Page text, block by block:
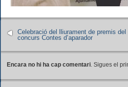
Celebració del lliurament de premis del
concurs Contes d’aparador
Encara no hi ha cap comentari. Sigues el